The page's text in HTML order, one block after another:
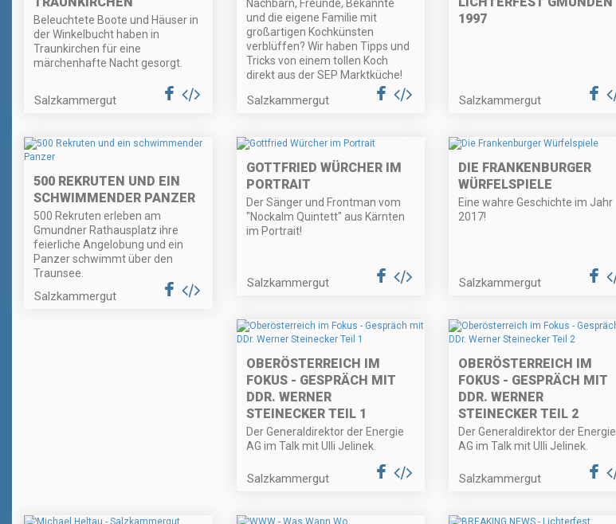
Beleuchtete Boote und Häuser in
der Winkelbucht haben in
Traunkirchen für eine
märchenhafte Nacht gesorgt.
Salzkammergut
Nachbarn, Freunde, Bekannte
und die eigene Familie mit
großartigen Kochkünsten
verblüffen? Wir haben Tipps und
Tricks von einem tollen Koch
direkt aus der SEP Marktküche!
Salzkammergut
1997
Salzkammergut
500 REKRUTEN UND EIN
SCHWIMMENDER PANZER
500 Rekruten erleben am
Gmundner Rathausplatz ihre
feierliche Angelobung und ein
Panzer schwimmt über den
Traunsee.
Salzkammergut
GOTTFRIED WÜRCHER IM
PORTRAIT
Der Sänger und Frontman vom
"Nockalm Quintett" aus Kärnten
im Portrait!
Salzkammergut
DIE FRANKENBURGER
WÜRFELSPIELE
Eine wahre Geschichte im Jahr
2017!
Salzkammergut
OBERÖSTERREICH IM
FOKUS - GESPRÄCH MIT
DDR. WERNER
STEINECKER TEIL 1
Der Generaldirektor der Energie
AG im Talk mit Ulli Jelinek.
Salzkammergut
OBERÖSTERREICH IM
FOKUS - GESPRÄCH MIT
DDR. WERNER
STEINECKER TEIL 2
Der Generaldirektor der Energie
AG im Talk mit Ulli Jelinek.
Salzkammergut